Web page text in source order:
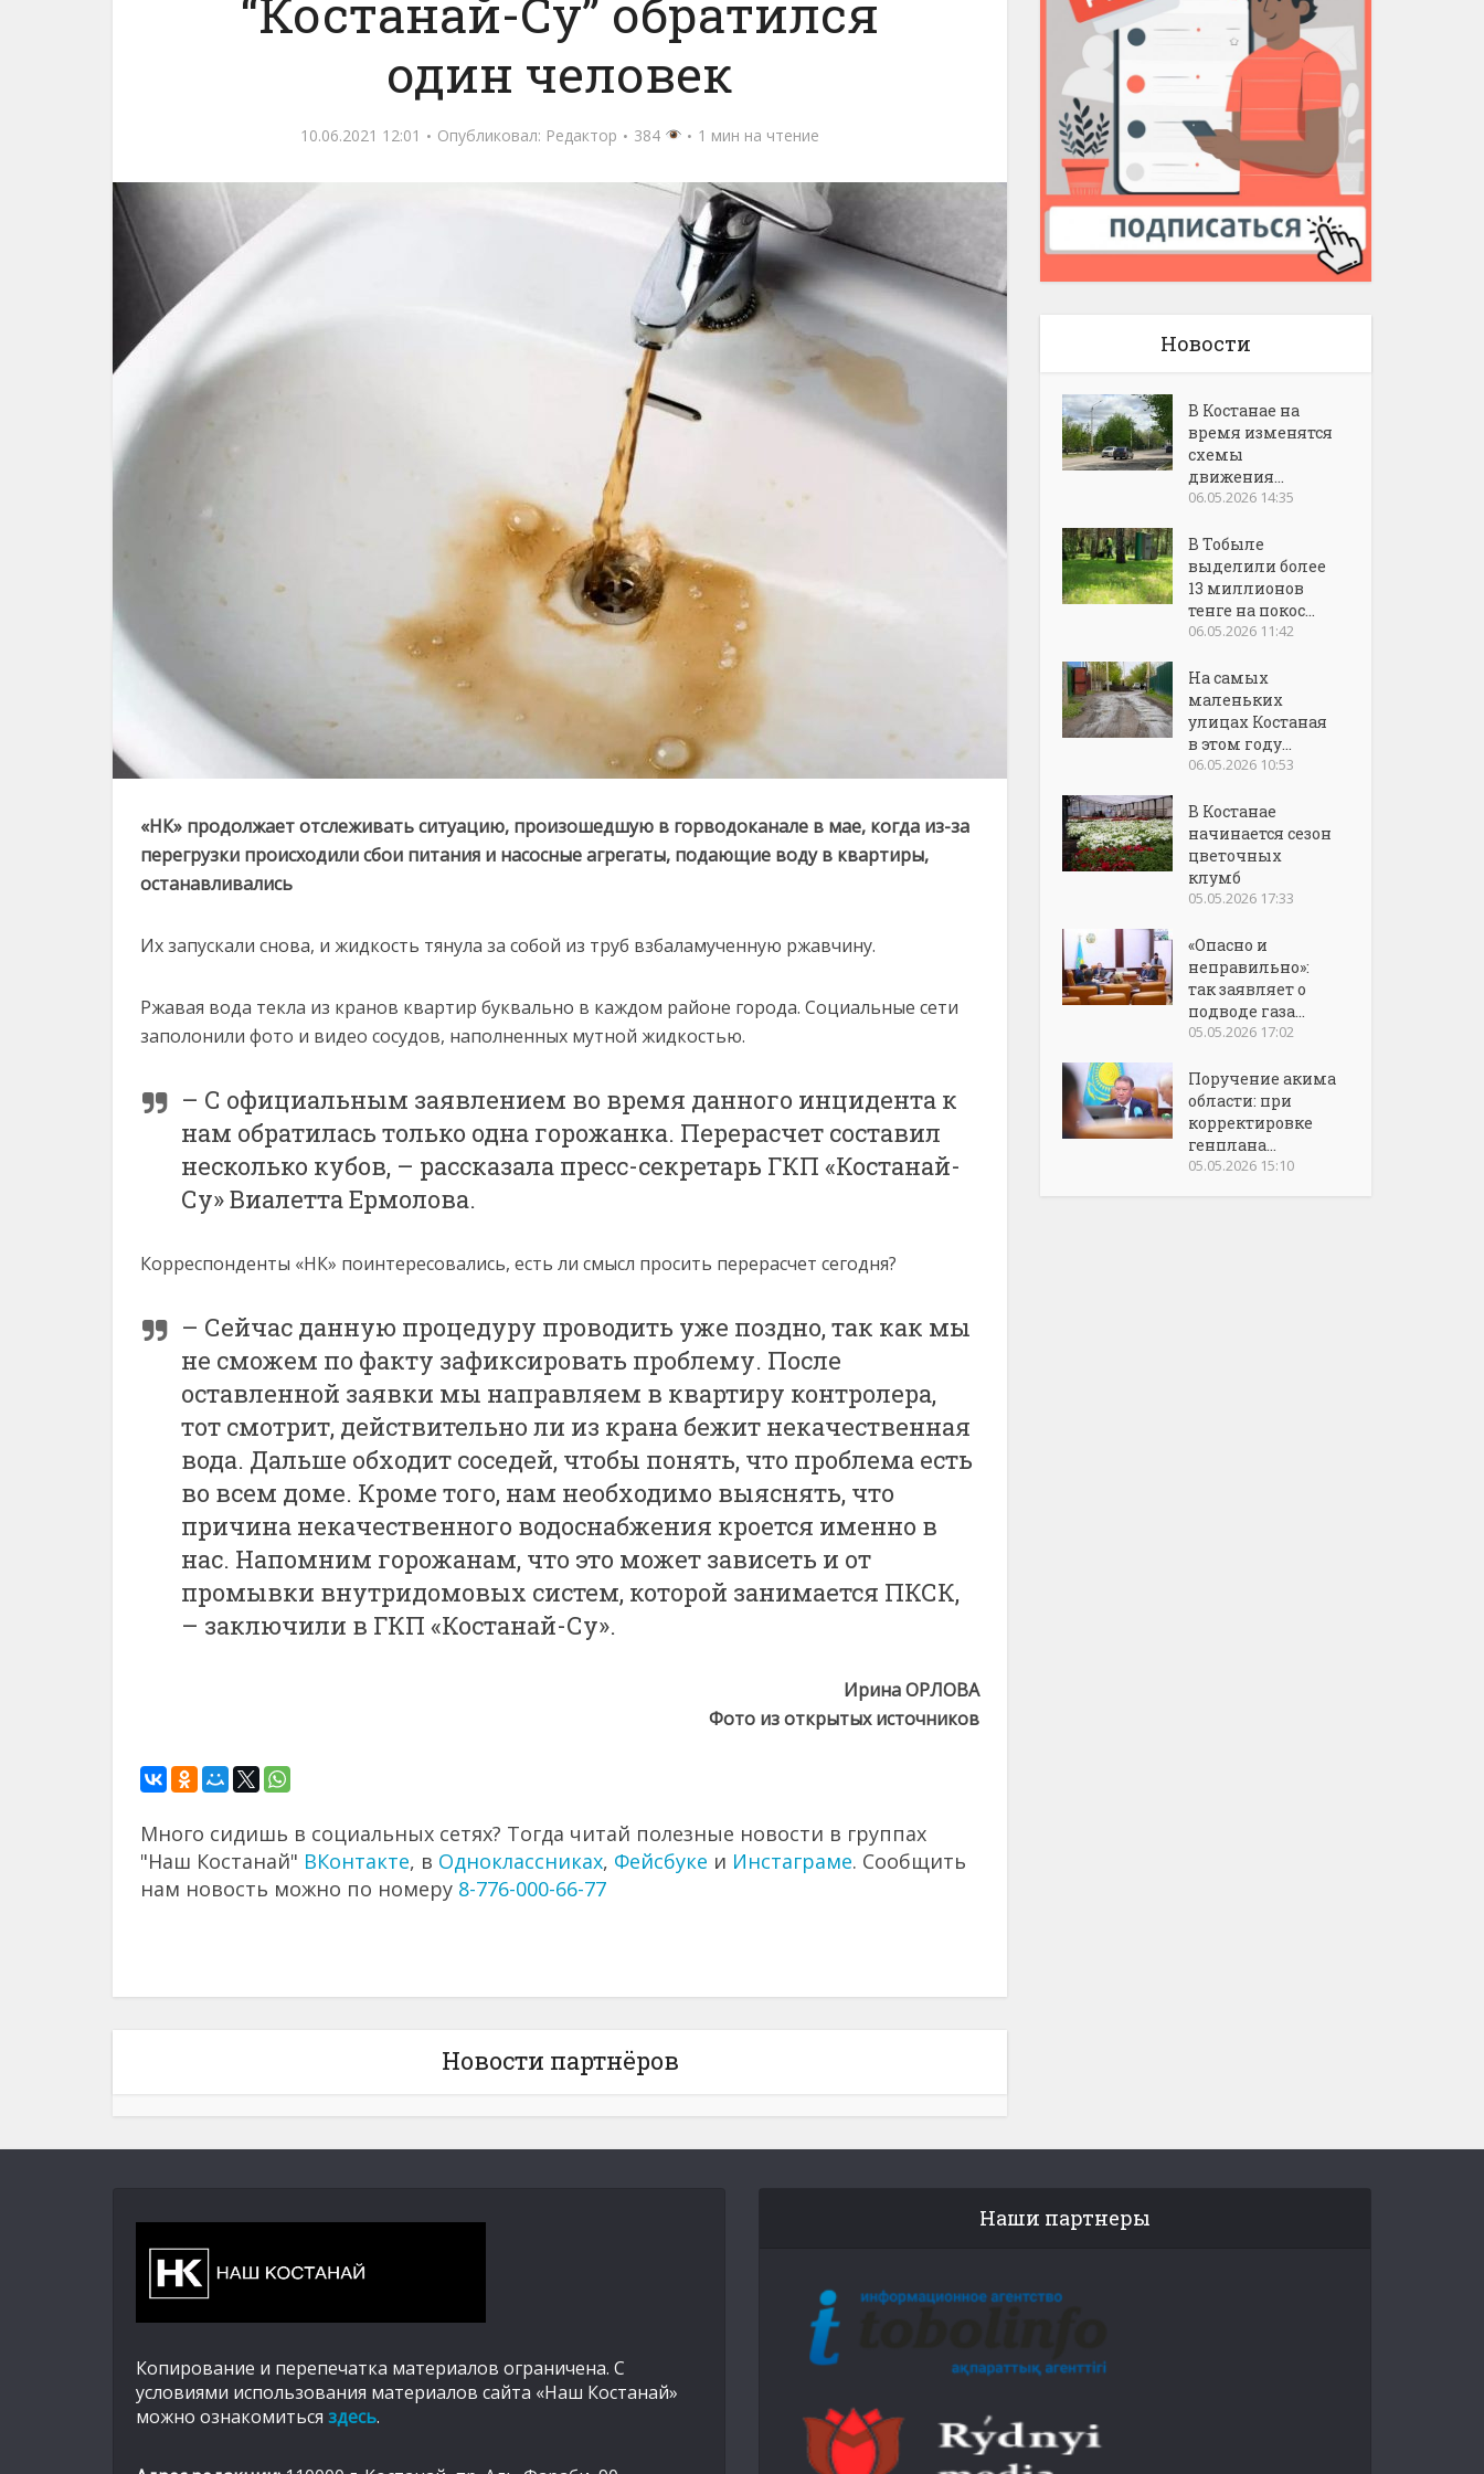
“Костанай-Су” обратился
один человек
10.06.2021 12:01 Опубликовал: Редактор 384 1 мин на чтение
«НК» продолжает отслеживать ситуацию, произошедшую в горводоканале в мае, когда из-за
перегрузки происходили сбои питания и насосные агрегаты, подающие воду в квартиры,
останавливались
Их запускали снова, и жидкость тянула за собой из труб взбаламученную ржавчину.
Ржавая вода текла из кранов квартир буквально в каждом районе города. Социальные сети
заполонили фото и видео сосудов, наполненных мутной жидкостью.
– С официальным заявлением во время данного инцидента к
нам обратилась только одна горожанка. Перерасчет составил
несколько кубов, – рассказала пресс-секретарь ГКП «Костанай-
Су» Виалетта Ермолова.
Корреспонденты «НК» поинтересовались, есть ли смысл просить перерасчет сегодня?
– Сейчас данную процедуру проводить уже поздно, так как мы
не сможем по факту зафиксировать проблему. После
оставленной заявки мы направляем в квартиру контролера,
тот смотрит, действительно ли из крана бежит некачественная
вода. Дальше обходит соседей, чтобы понять, что проблема есть
во всем доме. Кроме того, нам необходимо выяснять, что
причина некачественного водоснабжения кроется именно в
нас. Напомним горожанам, что это может зависеть и от
промывки внутридомовых систем, которой занимается ПКСК,
– заключили в ГКП «Костанай-Су».
Ирина ОРЛОВА
Фото из открытых источников
Много сидишь в социальных сетях? Тогда читай полезные новости в группах
"Наш Костанай" ВКонтакте, в Одноклассниках, Фейсбуке и Инстаграме. Сообщить
нам новость можно по номеру 8-776-000-66-77
Новости партнёров
Новости
В Костанае на
время изменятся
схемы
движения...
06.05.2026 14:35
В Тобыле
выделили более
13 миллионов
тенге на покос...
06.05.2026 11:42
На самых
маленьких
улицах Костаная
в этом году...
06.05.2026 10:53
В Костанае
начинается сезон
цветочных
клумб
05.05.2026 17:33
«Опасно и
неправильно»:
так заявляет о
подводе газа...
05.05.2026 17:02
Поручение акима
области: при
корректировке
генплана...
05.05.2026 15:10
Копирование и перепечатка материалов ограничена. С
условиями использования материалов сайта «Наш Костанай»
можно ознакомиться здесь.
Наши партнеры